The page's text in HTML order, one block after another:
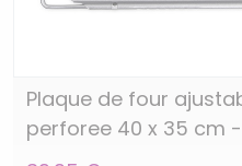
Plaque de four
perforee 40 x 35 cm